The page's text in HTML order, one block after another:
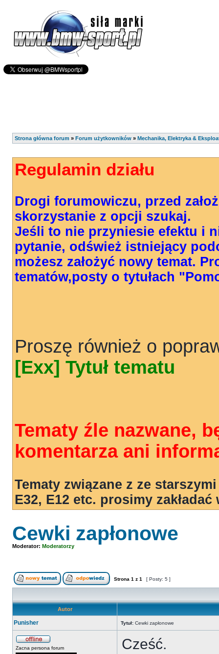
Strona główna forum » Forum użytkowników » Mechanika, Elektryka &
Regulamin działu
Drogi forumowiczu, przed
skorzystanie z opcji szukaj.
Jeśli to nie przyniesie efektu i
pytanie, odśwież istniejący
możesz założyć nowy temat.
tematów,posty o tytułach
Proszę również o
[Exx] Tytuł tematu
Tematy źle nazwane,
komentarza ani
Tematy związane z ze
E32, E12 etc. prosimy
Cewki zapłonowe
Moderator: Moderatorzy
Strona 1 z 1 [ Posty: 5 ]
Autor
Punisher Tytuł: Cewki zapłonowe
Zacna persona forum
Cześć.